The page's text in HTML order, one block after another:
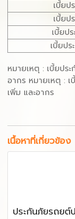
เบี้ยป
เบี้ยป
เบี้ยป
เบี้ยป
หมายเหตุ : เบี้ยปร
อากร หมายเหตุ :
เพิ่ม และอากร
เนื้อหาที่เกี่ยวข้อง
ประกันภัยรถยต์